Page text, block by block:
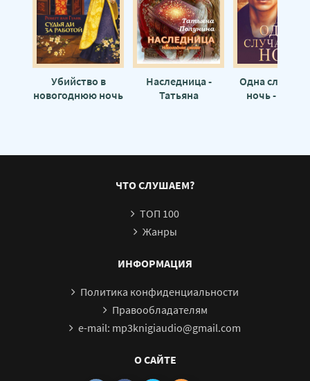
Убийство в
новогоднюю ночь
Наследница -
Татьяна
Одна
ночь -
ЧТО СЛУШАЕМ?
ТОП 100
Жанры
ИНФОРМАЦИЯ
Политика конфиденциальности
Правообладателям
e-mail: mp3knigiaudio@gmail.com
О САЙТЕ